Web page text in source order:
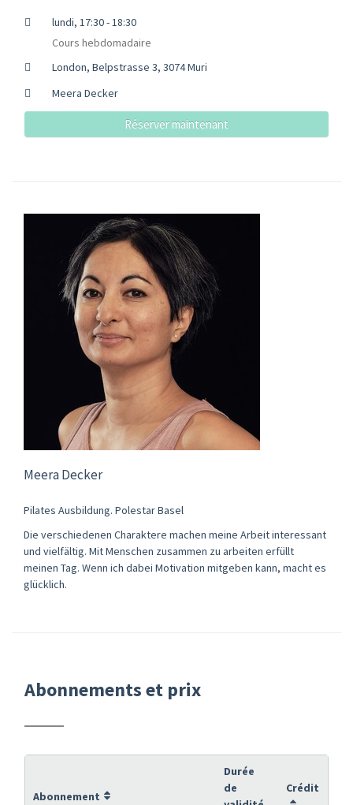
lundi, 17:30 - 18:30
Cours hebdomadaire
London, Belpstrasse 3, 3074 Muri
Meera Decker
Réserver maintenant
Meera Decker
Pilates Ausbildung. Polestar Basel
Die verschiedenen Charaktere machen meine Arbeit interessant
und vielfältig. Mit Menschen zusammen zu arbeiten erfüllt
meinen Tag. Wenn ich dabei Motivation mitgeben kann, macht es
glücklich.
Abonnements et prix
Abonnement
Durée
de
Crédit